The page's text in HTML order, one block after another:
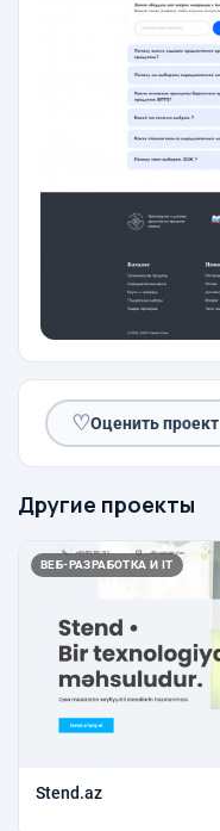
♡Оценить проект
Другие проекты
ВЕБ-РАЗРАБОТКА И IT
Stend.az